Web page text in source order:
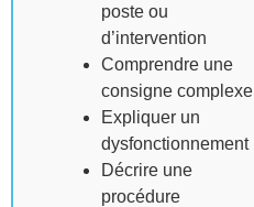
poste ou
d’intervention
Comprendre une
consigne complexe
Expliquer un
dysfonctionnement
Décrire une
procédure